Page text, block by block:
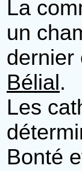
La
un
dernier
Bélial .
Les
Bonté